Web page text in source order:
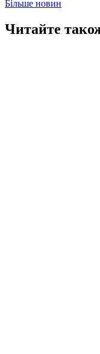
Більше новин
Читайте